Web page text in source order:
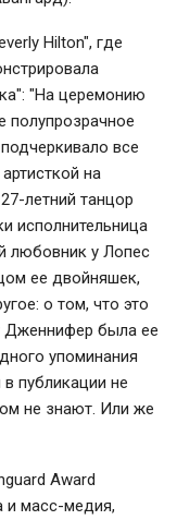
Hilton", где
"На церемонию
все
на
летний танцор
исполнительница
любовник у Лопес
ее двойняшек,
о том, что это
Дженнифер была ее
упоминания
публикации не
не знают. Или же
Award
и масс-медия,